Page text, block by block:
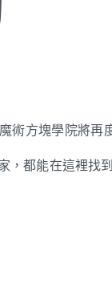
術方塊學院將再
，都能在這裡找